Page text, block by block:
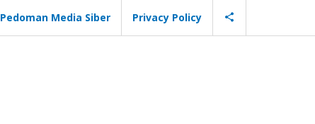
Pedoman Media Siber Privacy Policy